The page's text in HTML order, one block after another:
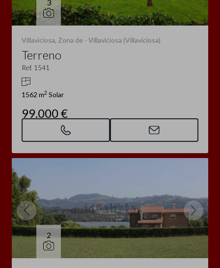
3
Villaviciosa, Zona de - Villaviciosa (Villaviciosa)
Terreno
Ref. 1541
1562 m2 Solar
99.000 €
2